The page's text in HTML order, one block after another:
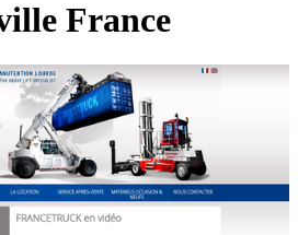
France